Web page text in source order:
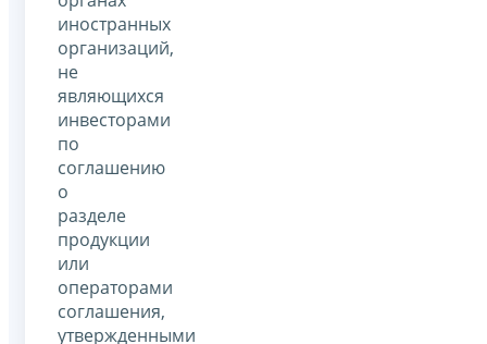
иностранных
организаций,
не
являющихся
инвесторами
по
соглашению
о
разделе
продукции
или
операторами
соглашения,
утвержденными